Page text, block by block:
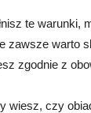
te warunki,
zawsze warto
zgodnie z
wiesz, czy